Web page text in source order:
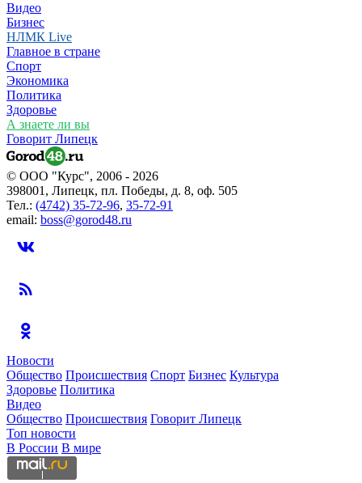
Видео
Бизнес
НЛМК Live
Главное в стране
Спорт
Экономика
Политика
Здоровье
А знаете ли вы
Говорит Липецк
© ООО "Курс", 2006 - 2026
398001, Липецк, пл. Победы, д. 8, оф. 505
Тел.: (4742) 35-72-96, 35-72-91
email: boss@gorod48.ru
Новости
Общество Происшествия Спорт Бизнес Культура
Здоровье Политика
Видео
Общество Происшествия Говорит Липецк
Топ новости
В России В мире